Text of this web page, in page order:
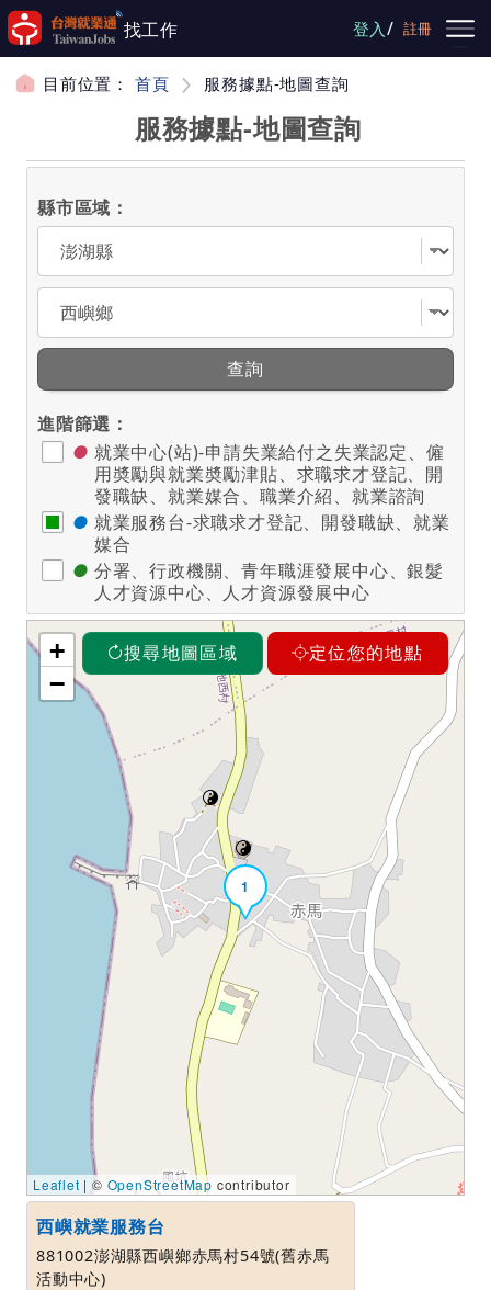
跳到主要內容
找工作 登入/ 註冊
目前位置： 首頁 服務據點-地圖查詢
服務據點-地圖查詢
縣市區域：
選擇縣市
選擇區域
查詢
進階篩選：
● 就業中心(站)-申請失業給付之失業認定、僱
用奬勵與就業奬勵津貼、求職求才登記、開
發職缺、就業媒合、職業介紹、就業諮詢
● 就業服務台-求職求才登記、開發職缺、就業
媒合
● 分署、行政機關、青年職涯發展中心、銀髮
人才資源中心、人才資源發展中心
搜尋地圖區域 定位您的地點
1
+
−
Leaflet | © OpenStreetMap contributor
西嶼就業服務台
881002澎湖縣西嶼鄉赤馬村54號(舊赤馬
活動中心)